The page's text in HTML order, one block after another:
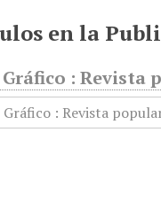
en la
: Revista